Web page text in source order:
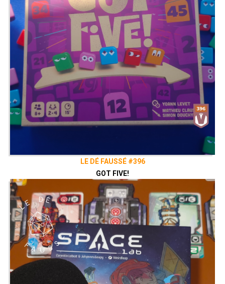
Rejoignez nous sur Discord!
https://discord.gg/uGxNp6n
LE DÉ FAUSSÉ #396
GOT FIVE!